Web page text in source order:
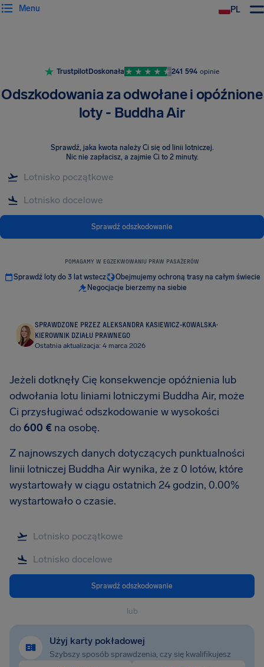
PL
Menu
TrustpilotDoskonała 241 594 opinie
Odszkodowania za odwołane i opóźnione
loty - Buddha Air
Sprawdź, jaka kwota należy Ci się od linii lotniczej.
Nic nie zapłacisz, a zajmie Ci to 2 minuty.
Sprawdź odszkodowanie
POMAGAMY W EGZEKWOWANIU PRAW PASAŻERÓW
Sprawdź loty do 3 lat wstecz
Obejmujemy ochroną trasy na całym świecie
Negocjacje bierzemy na siebie
SPRAWDZONE PRZEZ ALEKSANDRA KASIEWICZ-KOWALSKA·
KIEROWNIK DZIAŁU PRAWNEGO
Ostatnia aktualizacja: 4 marca 2026
Jeżeli dotknęły Cię konsekwencje opóźnienia lub
odwołania lotu liniami lotniczymi Buddha Air, może
Ci przysługiwać odszkodowanie w wysokości
do600 € na osobę.
Z najnowszych danych dotyczących punktualności
linii lotniczej Buddha Air wynika, że z 0 lotów, które
wystartowały w ciągu ostatnich 24 godzin, 0.00%
wystartowało o czasie.
Sprawdź odszkodowanie
lub
Użyj karty pokładowej
Szybszy sposób sprawdzenia, czy się kwalifikujesz